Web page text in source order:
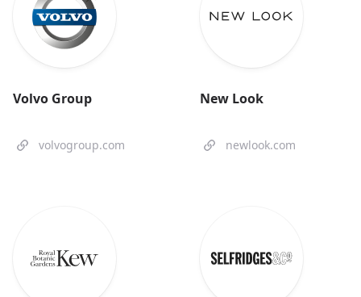
Volvo Group
volvogroup.com
New Look
newlook.com